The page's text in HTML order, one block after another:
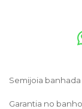
Semijoia banhada
Garantia no